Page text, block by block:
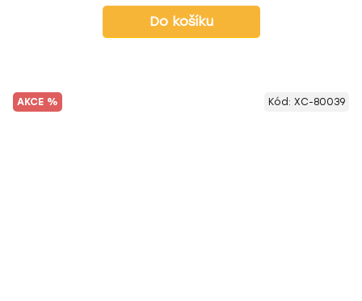
Do košíku
AKCE % Kód: XC-80039